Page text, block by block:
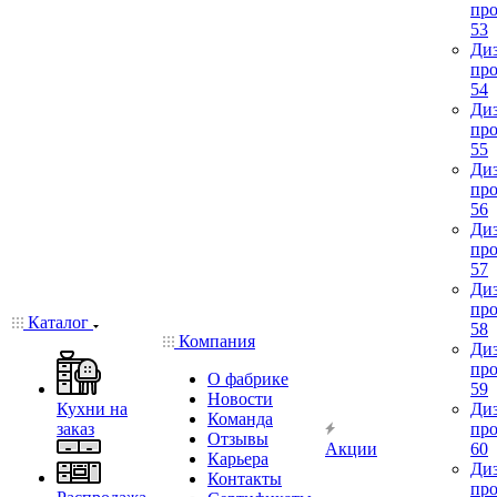
Каталог
Кухни на
заказ
Компания
О фабрике
Новости
Команда
Отзывы
Карьера
Контакты
Акции
53
54
55
56
57
58
59
60